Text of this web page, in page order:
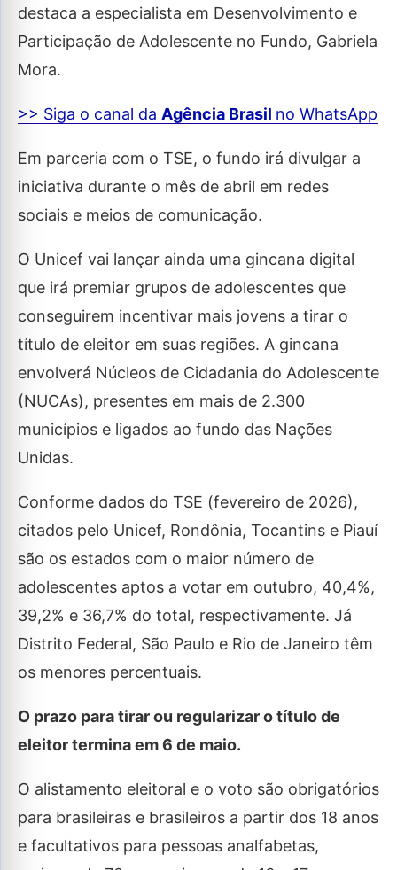
destaca a especialista em Desenvolvimento e
Participação de Adolescente no Fundo, Gabriela
Mora.
>> Siga o canal da Agência Brasil no WhatsApp
Em parceria com o TSE, o fundo irá divulgar a
iniciativa durante o mês de abril em redes
sociais e meios de comunicação.
O Unicef vai lançar ainda uma gincana digital
que irá premiar grupos de adolescentes que
conseguirem incentivar mais jovens a tirar o
título de eleitor em suas regiões. A gincana
envolverá Núcleos de Cidadania do Adolescente
(NUCAs), presentes em mais de 2.300
municípios e ligados ao fundo das Nações
Unidas.
Conforme dados do TSE (fevereiro de 2026),
citados pelo Unicef, Rondônia, Tocantins e Piauí
são os estados com o maior número de
adolescentes aptos a votar em outubro, 40,4%,
39,2% e 36,7% do total, respectivamente. Já
Distrito Federal, São Paulo e Rio de Janeiro têm
os menores percentuais.
O prazo para tirar ou regularizar o título de
eleitor termina em 6 de maio.
O alistamento eleitoral e o voto são obrigatórios
para brasileiras e brasileiros a partir dos 18 anos
e facultativos para pessoas analfabetas,